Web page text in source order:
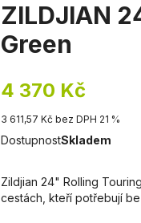
ZILDJIAN
Green
4 370 Kč
3 611,57 Kč bez DPH 21 %
DostupnostSkladem
Zildjian 24" Rolling
cestách, kteří potřebují